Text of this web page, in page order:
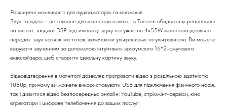
Розширені можливості для аудіоаматорів та кіноманів
Звук та відео – це головне для магнітоли в авто. І в Torssen обидві опції реалізовані
на висоті: завдяки DSP підсилювачу звуку потужністю 4х55W магнітола ідеально
передає звук на всіх частотах, включаючи ультранизькі та ультрависокі. Ви можете
керувати звучанням за допомогою інтуїтивно-зрозумілого 16*2-смугового
еквалайзера, щоб створити ідеальну картину звуку.
Відеовідтворення в магнітолі дозволяє програвати відео з роздільною здатністю
1080р, причому ви можете використовувати USB для підключення фізичного носія,
так і дивитися відео безпосередньо онлайн: YouTube, стріммінг-сервіси, кіно
агрегатори і цифрове телебачення до ваших послуг!